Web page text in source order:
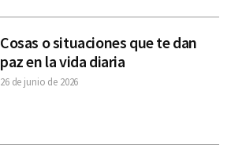
Cosas o situaciones que te dan
paz en la vida diaria
26 de junio de 2026